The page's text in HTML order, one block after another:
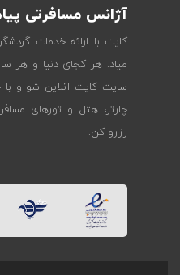
آژانس مسافرتی
کایت با ارائه خدمات
میاد. هر کجای دنیا و هر
سایت کایت آنلاین شو و با
چارتر، هتل و تورهای
رزرو کن.